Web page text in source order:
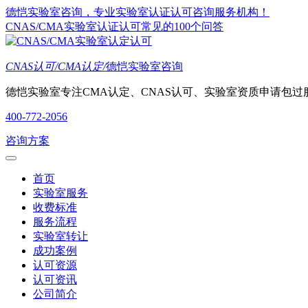
德恺实验室咨询，专业实验室认证认可咨询服务机构！
CNAS/CMA实验室认证认可常见的100个问答
CNAS认可/CMA认定/德恺实验室咨询
德恺实验室专注CMA认定、CNAS认可、实验室资质申请包过
400-772-2056
咨询方案
首页
实验室服务
收费标准
服务流程
实验室转让
成功案例
认可资源
认可资讯
公司简介